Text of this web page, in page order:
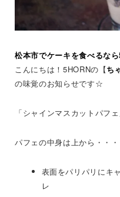
松本市でケーキを食べるなら
こんにちは！5HORNの【ち
の味覚のお知らせです☆
「シャインマスカットパフ
パフェの中身は上から・・・
表面をパリパリにキ
レ